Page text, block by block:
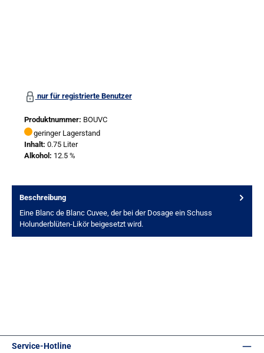
nur für registrierte Benutzer
Produktnummer: BOUVC
geringer Lagerstand
Inhalt: 0.75 Liter
Alkohol: 12.5 %
Beschreibung
Eine Blanc de Blanc Cuvee, der bei der Dosage ein Schuss
Holunderblüten-Likör beigesetzt wird.
Service-Hotline